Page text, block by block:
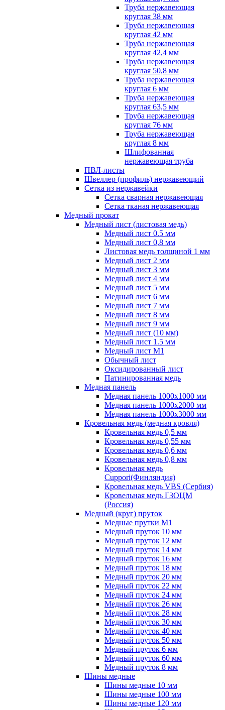
Труба нержавеющая
круглая 38 мм
Труба нержавеющая
круглая 42 мм
Труба нержавеющая
круглая 42,4 мм
Труба нержавеющая
круглая 50,8 мм
Труба нержавеющая
круглая 6 мм
Труба нержавеющая
круглая 63,5 мм
Труба нержавеющая
круглая 76 мм
Труба нержавеющая
круглая 8 мм
Шлифованная
нержавеющая труба
ПВЛ-листы
Швеллер (профиль) нержавеющий
Сетка из нержавейки
Сетка сварная нержавеющая
Сетка тканая нержавеющая
Медный прокат
Медный лист (листовая медь)
Медный лист 0.5 мм
Медный лист 0,8 мм
Листовая медь толщиной 1 мм
Медный лист 2 мм
Медный лист 3 мм
Медный лист 4 мм
Медный лист 5 мм
Медный лист 6 мм
Медный лист 7 мм
Медный лист 8 мм
Медный лист 9 мм
Медный лист (10 мм)
Медный лист 1.5 мм
Медный лист М1
Обычный лист
Оксидированный лист
Патинированная медь
Медная панель
Медная панель 1000x1000 мм
Медная панель 1000x2000 мм
Медная панель 1000x3000 мм
Кровельная медь (медная кровля)
Кровельная медь 0,5 мм
Кровельная медь 0,55 мм
Кровельная медь 0,6 мм
Кровельная медь 0,8 мм
Кровельная медь
Cuppori(Финляндия)
Кровельная медь VBS (Сербия)
Кровельная медь ГЗОЦМ
(Россия)
Медный (круг) пруток
Медные прутки М1
Медный пруток 10 мм
Медный пруток 12 мм
Медный пруток 14 мм
Медный пруток 16 мм
Медный пруток 18 мм
Медный пруток 20 мм
Медный пруток 22 мм
Медный пруток 24 мм
Медный пруток 26 мм
Медный пруток 28 мм
Медный пруток 30 мм
Медный пруток 40 мм
Медный пруток 50 мм
Медный пруток 6 мм
Медный пруток 60 мм
Медный пруток 8 мм
Шины медные
Шины медные 10 мм
Шины медные 100 мм
Шины медные 120 мм